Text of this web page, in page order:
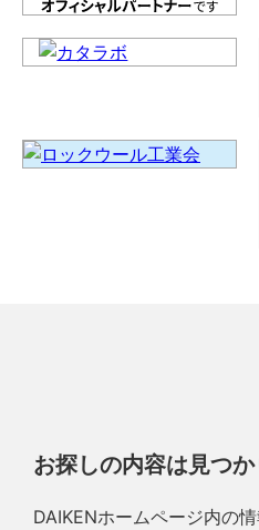
お探しの内容は見つ
DAIKENホームページ内の